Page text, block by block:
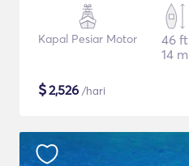
Kapal Pesiar Motor
46 ft
14 m
$2,526 /hari